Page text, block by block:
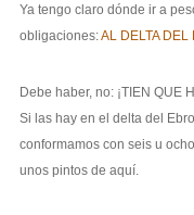
Ya tengo claro dónde ir a
obligaciones:AL DELTA DEL
Debe haber, no: ¡TIEN QUE
Si las hay en el delta del
conformamos con seis u
unos pintos de aquí.